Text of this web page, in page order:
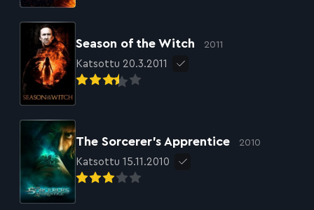
Season of the Witch 2011
Katsottu 20.3.2011
The Sorcerer’s Apprentice 2010
Katsottu 15.11.2010